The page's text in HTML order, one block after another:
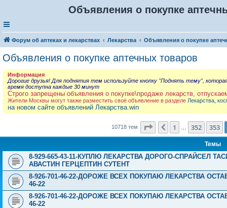
Объявления о покупке
Форум об аптеках и лекарствах Лекарства Объявления о покупке
Объявления о покупке аптечных товаров
Информация
Дорогие друзья! Для поднятия тем используйте кнопку "Поднять тему",
время доступна каждые 30 минут
Строго запрещены объявления о покупке\продаже лекарств,
Жители Москвы могут также разместить своё объявление в разделе Лекарства,
на новом сайте объявлений Лекарства.win
10718 тем Страница 354из 429
Пред.
1 352 353
Темы
8-929-665-43-11-КУПЛЮ ЛЕКАРСТВА ДОРОГО-СПРАЙСЕЛ
АВАСТИН ГЕРЦЕПТИН СУТЕНТ
8-926-701-46-22-ДОРОЖЕ ВСЕХ ПОКУПАЮ ЛЕКАРСТВА
46-22
8-926-701-46-22-ДОРОЖЕ ВСЕХ ПОКУПАЮ ЛЕКАРСТВА
46-22